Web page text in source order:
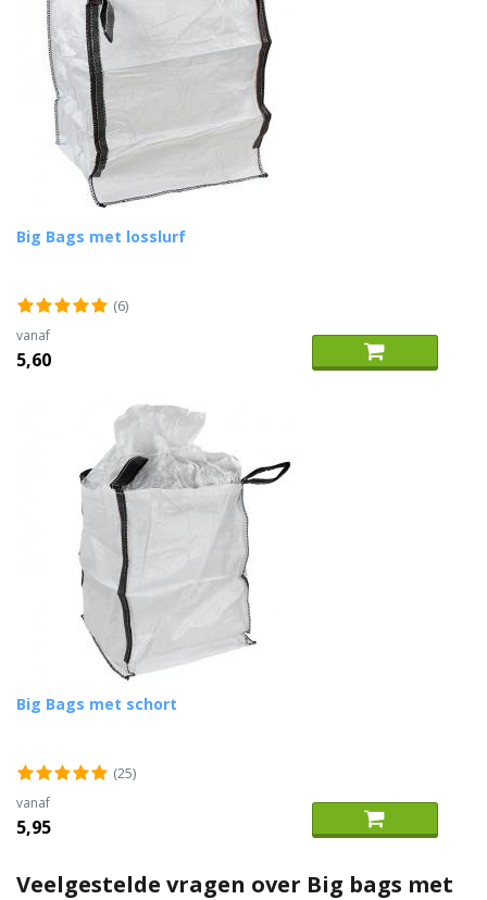
Big Bags met losslurf
(6)
vanaf
5,60
Big Bags met schort
(25)
vanaf
5,95
Veelgestelde vragen over Big bags met